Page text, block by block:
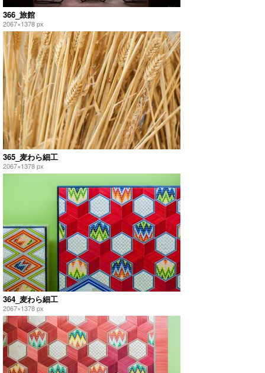
366_旅館
2067×1378 px
365_麦わら細工
2067×1378 px
364_麦わら細工
2067×1378 px